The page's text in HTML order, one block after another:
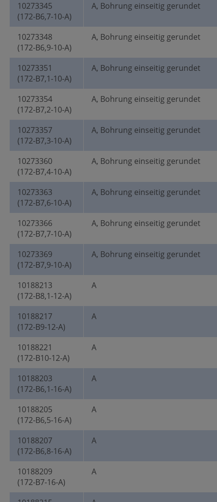
10273345
(172-B6,7-10-A)
A, Bohrung einseitig gerundet
10273348
(172-B6,9-10-A)
A, Bohrung einseitig gerundet
10273351
(172-B7,1-10-A)
A, Bohrung einseitig gerundet
10273354
(172-B7,2-10-A)
A, Bohrung einseitig gerundet
10273357
(172-B7,3-10-A)
A, Bohrung einseitig gerundet
10273360
(172-B7,4-10-A)
A, Bohrung einseitig gerundet
10273363
(172-B7,6-10-A)
A, Bohrung einseitig gerundet
10273366
(172-B7,7-10-A)
A, Bohrung einseitig gerundet
10273369
(172-B7,9-10-A)
A, Bohrung einseitig gerundet
10188213
(172-B8,1-12-A)
A
10188217
(172-B9-12-A)
A
10188221
(172-B10-12-A)
A
10188203
(172-B6,1-16-A)
A
10188205
(172-B6,5-16-A)
A
10188207
(172-B6,8-16-A)
A
10188209
(172-B7-16-A)
A